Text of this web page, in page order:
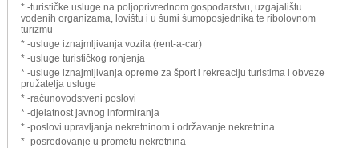
* -turističke usluge na poljoprivrednom gospodarstvu, uzgajalištu
vodenih organizama, lovištu i u šumi šumoposjednika te ribolovnom
turizmu
* -usluge iznajmljivanja vozila (rent-a-car)
* -usluge turističkog ronjenja
* -usluge iznajmljivanja opreme za šport i rekreaciju turistima i obveze
pružatelja usluge
* -računovodstveni poslovi
* -djelatnost javnog informiranja
* -poslovi upravljanja nekretninom i održavanje nekretnina
* -posredovanje u prometu nekretnina